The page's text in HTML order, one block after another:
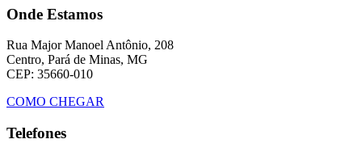
Onde Estamos
Rua Major Manoel Antônio, 208
Centro, Pará de Minas, MG
CEP: 35660-010
COMO CHEGAR
Telefones